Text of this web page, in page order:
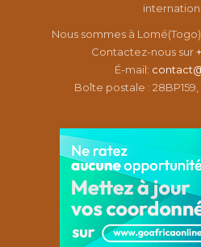
Nous sommes à
Contactez-nous sur
É-mail:
Boîte postale :